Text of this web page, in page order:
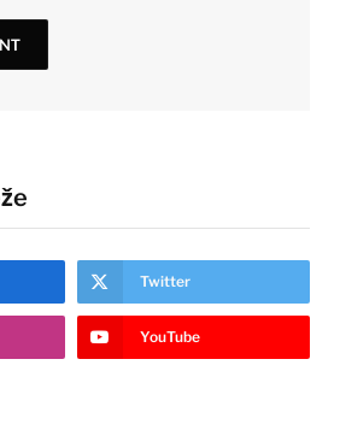
Twitter
YouTube